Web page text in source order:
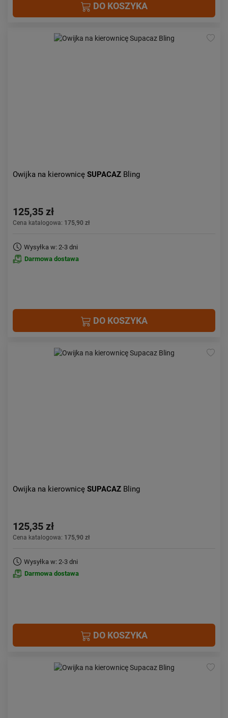
DO KOSZYKA
Owijka na kierownicę SUPACAZ Bling
125,35 zł
Cena katalogowa: 175,90 zł
Wysyłka w: 2-3 dni
Darmowa dostawa
DO KOSZYKA
Owijka na kierownicę SUPACAZ Bling
125,35 zł
Cena katalogowa: 175,90 zł
Wysyłka w: 2-3 dni
Darmowa dostawa
DO KOSZYKA